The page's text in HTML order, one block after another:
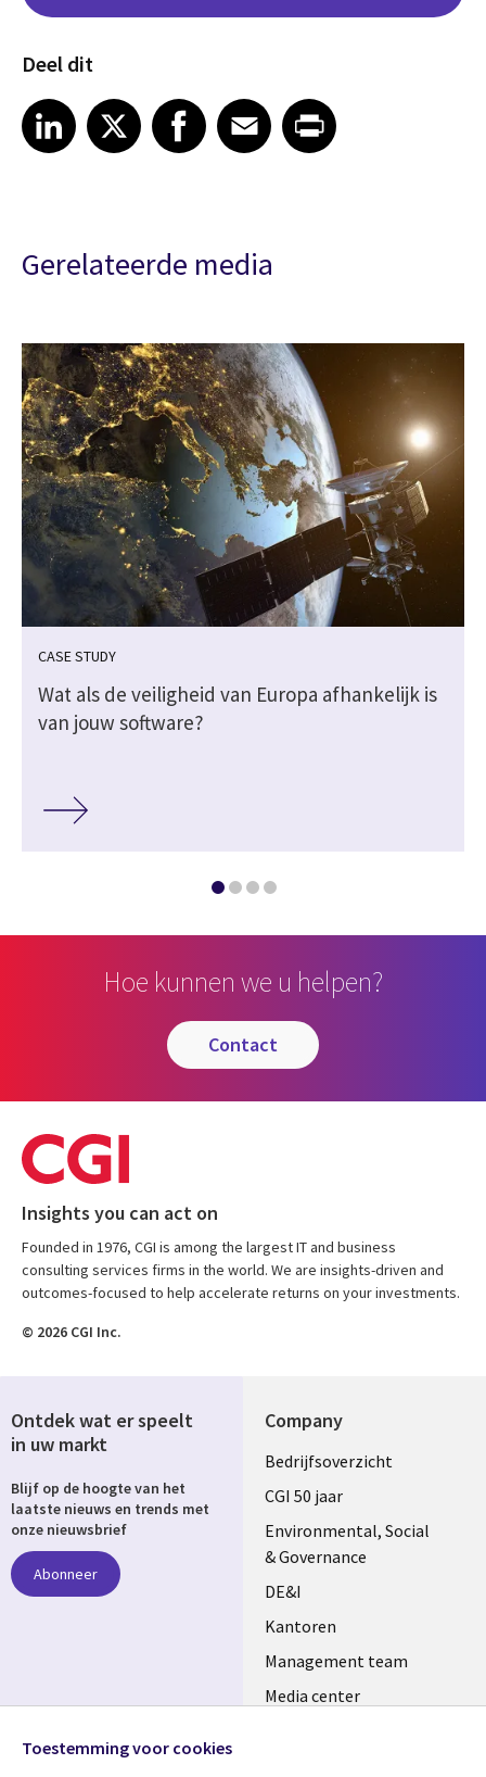
Deel dit
Share on LinkedIn
LinkedIn
Share on X Share on Facebook
Facebook
Share on EmailEmailShare on Print
Gerelateerde media
CASE STUDY
Wat als de veiligheid van Europa afhankelijk is
van jouw software?
Hoe kunnen we u helpen?
contact
Insights you can act on
Founded in 1976, CGI is among the largest IT and business
consulting services firms in the world. We are insights-driven and
outcomes-focused to help accelerate returns on your investments.
© 2026 CGI Inc.
Company
Useful
links
NETHERLANDS
Bedrijfsoverzicht
CGI 50 jaar
Environmental, Social
& Governance
DE&I
Kantoren
Management team
Media center
Ontdek wat er speelt
in uw markt
Blijf op de hoogte van het
laatste nieuws en trends met
onze nieuwsbrief
Abonneer
Toestemming voor cookies